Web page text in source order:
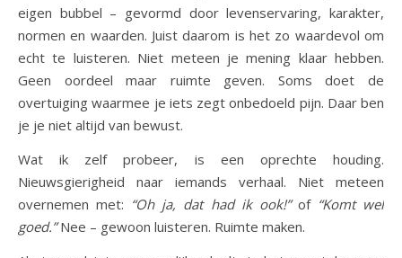
eigen bubbel – gevormd door levenservaring, karakter,
normen en waarden. Juist daarom is het zo waardevol om
echt te luisteren. Niet meteen je mening klaar hebben.
Geen oordeel maar ruimte geven. Soms doet de
overtuiging waarmee je iets zegt onbedoeld pijn. Daar ben
je je niet altijd van bewust.
Wat ik zelf probeer, is een oprechte houding.
Nieuwsgierigheid naar iemands verhaal. Niet meteen
overnemen met: “Oh ja, dat had ik ook!”of “Komt wel
goed.”Nee – gewoon luisteren. Ruimte maken.